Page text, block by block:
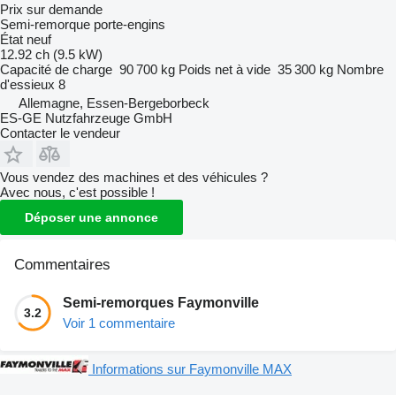
Prix sur demande
Semi-remorque porte-engins
État neuf
12.92 ch (9.5 kW)
Capacité de charge 90 700 kg Poids net à vide 35 300 kg Nombre
d'essieux 8
Allemagne, Essen-Bergeborbeck
ES-GE Nutzfahrzeuge GmbH
Contacter le vendeur
Vous vendez des machines et des véhicules ?
Avec nous, c'est possible !
Déposer une annonce
Commentaires
3.2
Semi-remorques Faymonville
Voir 1 commentaire
Informations sur Faymonville MAX